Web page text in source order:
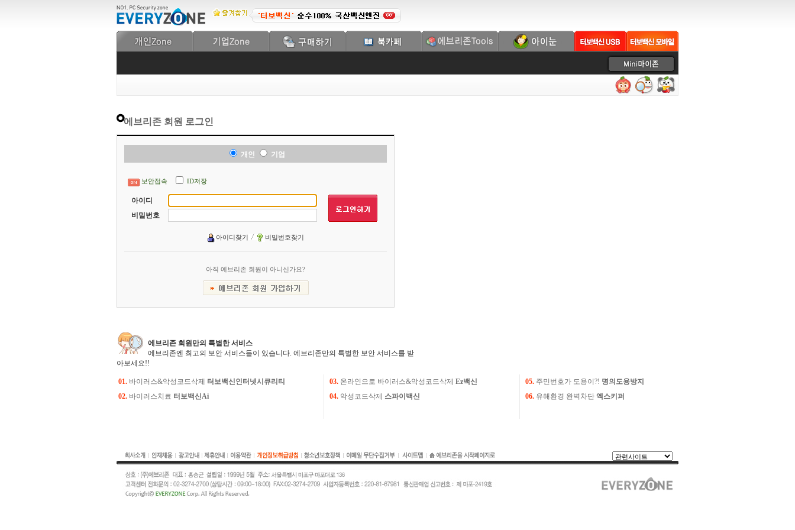
에브리존 회원 로그인
개인 기업
보안접속 ID저장
아이디
비밀번호
아이디찾기 비밀번호찾기
아직 에브리존 회원이 아니신가요?
에브리존 회원만의 특별한 서비스
에브리존엔 최고의 보안 서비스들이 있습니다. 에브리존만의 특별한 보안 서비스를 받
아보세요!!
01. 바이러스&악성코드삭제 터보백신인터넷시큐리티 03. 온라인으로 바이러스&악성코드삭제 Ez백신 05. 주민번호가 도용이?! 명의도용방지
02. 바이러스치료 터보백신Ai 04. 악성코드삭제 스파이백신 06. 유해환경 완벽차단 엑스키퍼